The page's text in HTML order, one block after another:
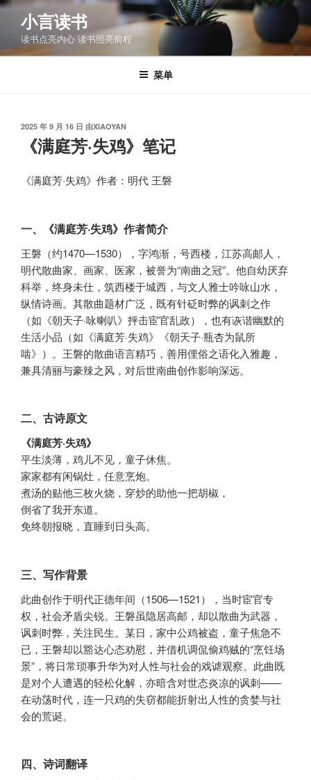
跳
容
小言读书
读书点亮内心 读书照亮前程
菜单
发
2025 年 9 月 16 日 由XIAOYAN
《满庭芳·失鸡》笔记
《满庭芳·失鸡》作者：明代 王磐
一、《满庭芳·失鸡》作者简介
王磐（约1470—1530），字鸿渐，号西楼，江苏高邮人，
明代散曲家、画家、医家，被誉为“南曲之冠”。他自幼厌弃
科举，终身未仕，筑西楼于城西，与文人雅士吟咏山水，
纵情诗画。其散曲题材广泛，既有针砭时弊的讽刺之作
（如《朝天子·咏喇叭》抨击宦官乱政），也有诙谐幽默的
生活小品（如《满庭芳·失鸡》《朝天子·瓶杏为鼠所
啮》）。王磐的散曲语言精巧，善用俚俗之语化入雅趣，
兼具清丽与豪辣之风，对后世南曲创作影响深远。
二、古诗原文
《满庭芳·失鸡》
平生淡薄，鸡儿不见，童子休焦。
家家都有闲锅灶，任意烹炮。
煮汤的贴他三枚火烧，穿炒的助他一把胡椒，
倒省了我开东道。
免终朝报晓，直睡到日头高。
三、写作背景
此曲创作于明代正德年间（1506—1521），当时宦官专
权，社会矛盾尖锐。王磐虽隐居高邮，却以散曲为武器，
讽刺时弊，关注民生。某日，家中公鸡被盗，童子焦急不
已，王磐却以豁达心态劝慰，并借机调侃偷鸡贼的“烹饪场
景”，将日常琐事升华为对人性与社会的戏谑观察。此曲既
是对个人遭遇的轻松化解，亦暗含对世态炎凉的讽刺——
在动荡时代，连一只鸡的失窃都能折射出人性的贪婪与社
会的荒诞。
四、诗词翻译